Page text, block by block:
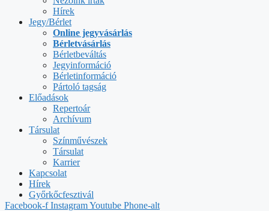
Hírek
Jegy/Bérlet
Online jegyvásárlás
Bérletvásárlás
Bérletbeváltás
Jegyinformáció
Bérletinformáció
Pártoló tagság
Előadások
Repertoár
Archívum
Társulat
Színművészek
Társulat
Karrier
Kapcsolat
Hírek
Győrkőcfesztivál
Facebook-f InstagramYoutube Phone-alt